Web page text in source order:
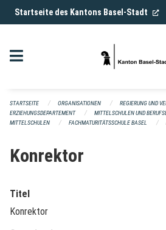
Navigation überspringen
Startseite des Kantons Basel-Stadt
STARTSEITE ORGANISATIONEN
REGIERUNG UND
ERZIEHUNGSDEPARTEMENT
MITTELSCHULEN UND
MITTELSCHULEN
FACHMATURITÄTSSCHULE BASEL
Konrektor
Titel
Konrektor